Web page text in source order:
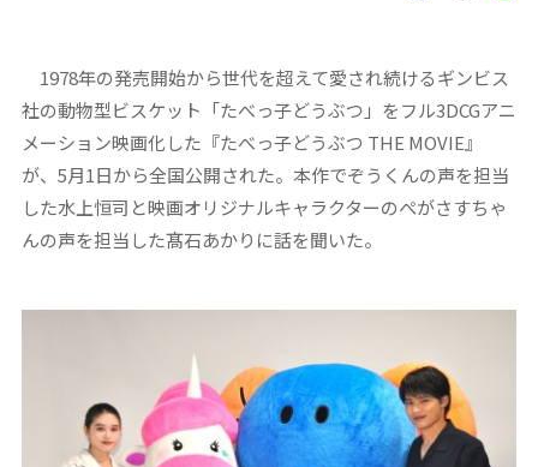
1978年の発売開始から世代を超えて愛され続けるギンビス
社の動物型ビスケット「たべっ子どうぶつ」をフル3DCGアニ
メーション映画化した『たべっ子どうぶつ THE MOVIE』
が、5月1日から全国公開された。本作でぞうくんの声を担当
した水上恒司と映画オリジナルキャラクターのぺがさすちゃ
んの声を担当した髙石あかりに話を聞いた。